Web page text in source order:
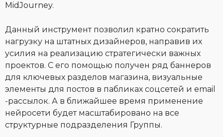
MidJourney.
Данный инструмент позволил кратно сократить
нагрузку на штатных дизайнеров, направив их
усилия на реализацию стратегически важных
проектов. С его помощью получен ряд баннеров
для ключевых разделов магазина, визуальные
элементы для постов в пабликах соцсетей и email
-рассылок. А в ближайшее время применение
нейросети будет масштабировано на все
структурные подразделения Группы.